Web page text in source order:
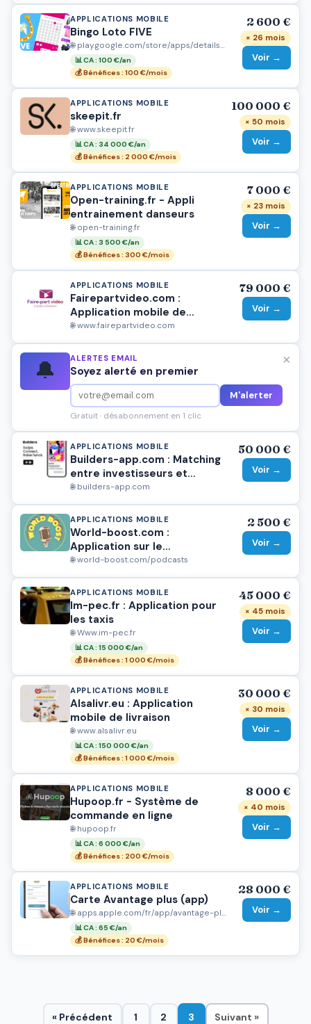
APPLICATIONS MOBILE
Bingo Loto FIVE
🌐 play.google.com/store/apps/details?id=com.agency55.five
📊 CA : 100 €/an
💰 Bénéfices : 100 €/mois
2 600 €
× 26 mois
Voir →
APPLICATIONS MOBILE
skeepit.fr
🌐 www.skeepit.fr
📊 CA : 34 000 €/an
💰 Bénéfices : 2 000 €/mois
100 000 €
× 50 mois
Voir →
APPLICATIONS MOBILE
Open-training.fr - Appli
entrainement danseurs
🌐 open-training.fr
📊 CA : 3 500 €/an
💰 Bénéfices : 300 €/mois
7 000 €
× 23 mois
Voir →
APPLICATIONS MOBILE
Fairepartvideo.com :
Application mobile de
montage vidéo et photo avec
musique
🌐 www.fairepartvideo.com
79 000 €
Voir →
🔔 ALERTES EMAIL
Soyez alerté en premier
M'alerter
Gratuit · désabonnement en 1 clic
×
APPLICATIONS MOBILE
Builders-app.com : Matching
entre investisseurs et
entrepreneurs.
🌐 builders-app.com
50 000 €
Voir →
APPLICATIONS MOBILE
World-boost.com :
Application sur le
développement personnel et
le conseil en audio
🌐 world-boost.com/podcasts
2 500 €
Voir →
APPLICATIONS MOBILE
Im-pec.fr : Application pour
les taxis
🌐 Www.im-pec.fr
📊 CA : 15 000 €/an
💰 Bénéfices : 1 000 €/mois
45 000 €
× 45 mois
Voir →
APPLICATIONS MOBILE
Alsalivr.eu : Application
mobile de livraison
🌐 www.alsalivr.eu
📊 CA : 150 000 €/an
💰 Bénéfices : 1 000 €/mois
30 000 €
× 30 mois
Voir →
APPLICATIONS MOBILE
Hupoop.fr - Système de
commande en ligne
🌐 hupoop.fr
📊 CA : 6 000 €/an
💰 Bénéfices : 200 €/mois
8 000 €
× 40 mois
Voir →
APPLICATIONS MOBILE
Carte Avantage plus (app)
🌐 apps.apple.com/fr/app/avantage-plus/id1531605998
📊 CA : 65 €/an
💰 Bénéfices : 20 €/mois
28 000 €
Voir →
« Précédent 1 2 3 Suivant »